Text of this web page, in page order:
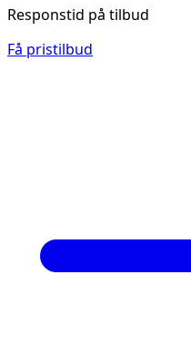
Responstid på tilbud
Få pristilbud